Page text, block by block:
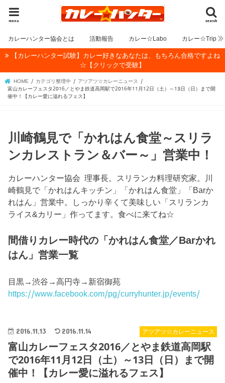
search
menu
カレーハンター協会とは 活動報告 カレー☆Labo カレー☆Trip
【カレーハンター試験】カレー好きなあなたは、もちろん合格ですよね
☆【クリックで受験】
HOME カテゴリ整理中
アツアツ☆カレーニュース
富山カレーフェスタ2016／とやま鉄道高岡駅で2016年11月12日（土）～13日（日）まで開
催中！【カレー愛に溢れるフェス】
川崎鶴見で「かれはん食堂～スリラ
ンカレストラン＆バー～」営業中！
カレーハンター協会 理事長。スリランカ料理研究家。川
崎鶴見で「かれはんキッチン」「かれはん食堂」「Barか
れはん」営業中。しっかり辛くて美味しい「スリランカ
ライス&カリー」作ってます。食べに来てね☆
間借りカレー時代の「かれはん食堂／Barかれ
はん」営業一覧
目黒→渋谷→高円寺→新宿御苑
https://www.facebook.com/pg/curryhunter.jp/events/
アツアツ☆カレーニュース
2016.11.13 2016.11.14
富山カレーフェスタ2016／とやま鉄道高岡駅
で2016年11月12日（土）～13日（日）まで開
催中！【カレー愛に溢れるフェス】